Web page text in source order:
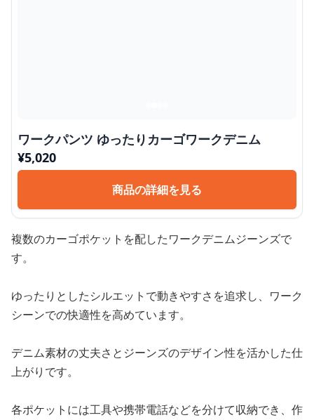
ワークパンツ ゆったりカーゴワークデニム
¥5,020
商品の詳細を見る
複数のカーゴポケットを配したワークデニムジーンズで
す。
ゆったりとしたシルエットで動きやすさを追求し、ワーク
シーンでの快適性を高めています。
デニム素材の丈夫さとジーンズのデザイン性を活かした仕
上がりです。
各ポケットには工具や携帯電話などを分けて収納でき、作